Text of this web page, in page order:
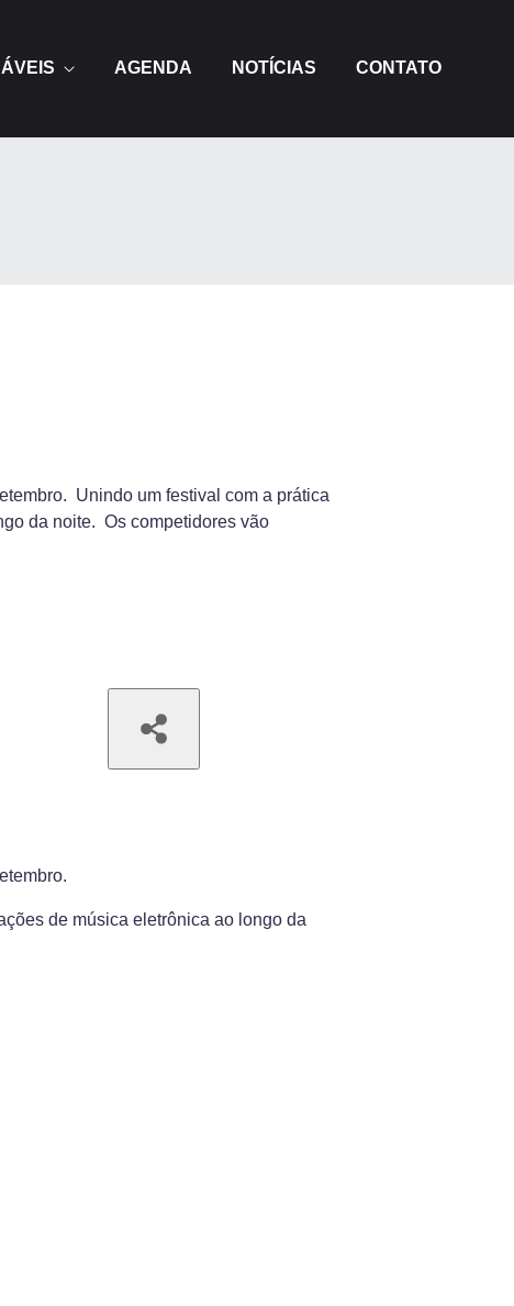
AGENDA NOTÍCIAS CONTATO
Unindo um festival com a prática
da noite. Os competidores vão
de música eletrônica ao longo da